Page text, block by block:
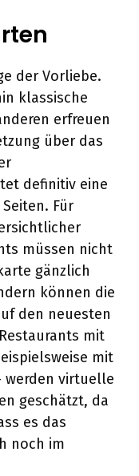
der Vorliebe.
klassische
erfreuen
über das
definitiv eine
Für
müssen nicht
gänzlich
können die
den neuesten
mit
mit
werden virtuelle
geschätzt, da
es das
noch im